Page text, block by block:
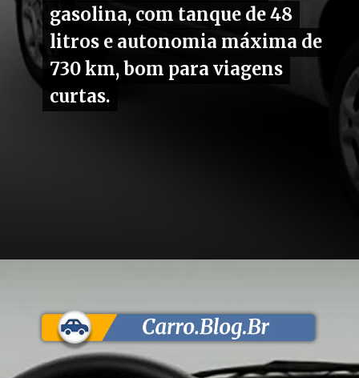
gasolina, com tanque de 48
litros e autonomia máxima de
730 km, bom para viagens
curtas.
gasolina, com tanque de 48
litros e autonomia máxima de
730 km, bom para viagens
curtas.